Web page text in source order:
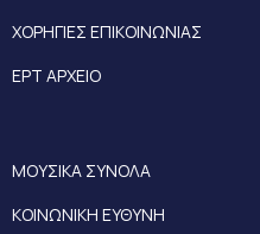
ΧΟΡΗΓΙΕΣ ΕΠΙΚΟΙΝΩΝΙΑΣ
ΕΡΤ ΑΡΧΕΙΟ
ΜΟΥΣΙΚΑ ΣΥΝΟΛΑ
ΚΟΙΝΩΝΙΚΗ ΕΥΘΥΝΗ